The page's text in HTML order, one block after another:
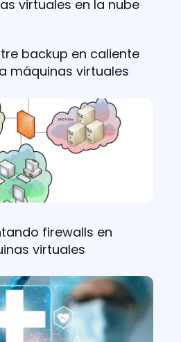
virtuales en la nube
backup en caliente
máquinas virtuales
firewalls en
virtuales